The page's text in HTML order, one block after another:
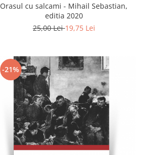
Orasul cu salcami - Mihail Sebastian,
editia 2020
25,00 Lei19,75 Lei
-21%